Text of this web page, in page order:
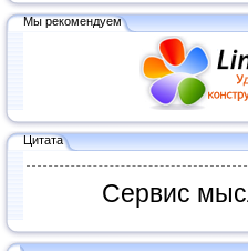
Мы рекомендуем
Цитата
Сервис